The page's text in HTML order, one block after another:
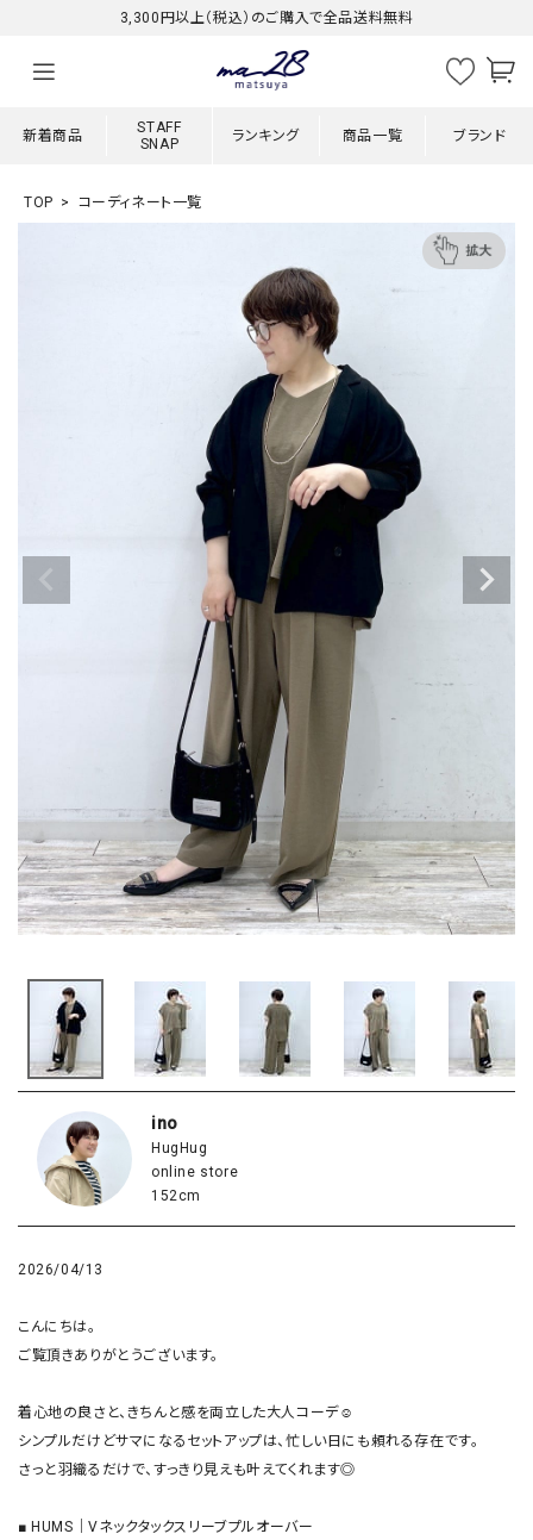
3,300円以上（税込）のご購入で全品送料無料
新着商品
STAFF
SNAP
ランキング 商品一覧 ブランド
TOP コーディネート一覧
ino
HugHug
online store
152cm
2026/04/13
こんにちは。
ご覧頂きありがとうございます。
着心地の良さと、きちんと感を両立した大人コーデ☺︎
シンプルだけどサマになるセットアップは、忙しい日にも頼れる存在です。
さっと羽織るだけで、すっきり見えも叶えてくれます◎
■ HUMS｜Vネックタックスリーブプルオーバー